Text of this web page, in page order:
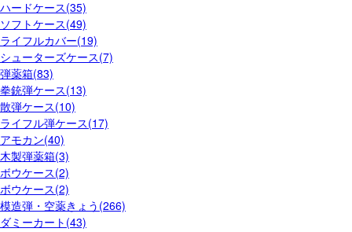
ハードケース(35)
ソフトケース(49)
ライフルカバー(19)
シューターズケース(7)
弾薬箱(83)
拳銃弾ケース(13)
散弾ケース(10)
ライフル弾ケース(17)
アモカン(40)
木製弾薬箱(3)
ボウケース(2)
ボウケース(2)
模造弾・空薬きょう(266)
ダミーカート(43)